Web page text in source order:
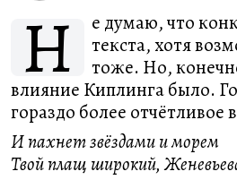
Н
е думаю, что
текста, хотя
тоже. Но,
влияние Киплинга было.
гораздо более отчётливое
И пахнет звёздами и морем
Твой плащ широкий,